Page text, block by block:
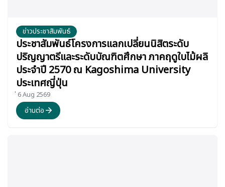
ข่าวประชาสัมพันธ์
ประชาสัมพันธ์โครงการแลกเปลี่ยนนิสิตระดับ
ปริญญาตรีและระดับบัณฑิตศึกษา ภาคฤดูใบไม้ผลิ
ประจำปี 2570 ณ Kagoshima University
ประเทศญี่ปุ่น
่ 6 Aug 2569
อ่านต่อ